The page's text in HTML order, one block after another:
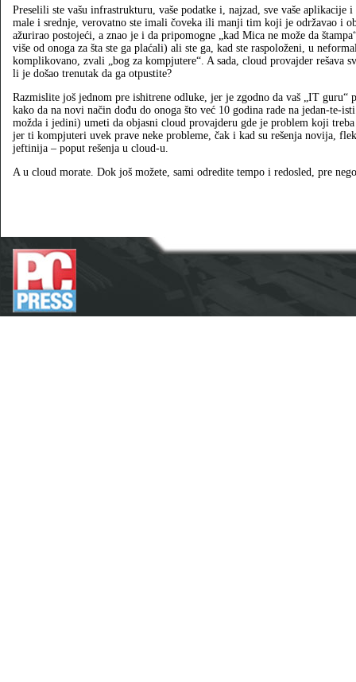
Preselili ste vašu infrastrukturu, vaše podatke i, najzad, sve vaše aplikacije
male i srednje, verovatno ste imali čoveka ili manji tim koji je održavao i
ažurirao postojeći, a znao je i da pripomogne „kad Mica ne može da
više od onoga za šta ste ga plaćali) ali ste ga, kad ste raspoloženi, u
komplikovano, zvali „bog za kompjutere“. A sada, cloud provajder rešava
li je došao trenutak da ga otpustite?
Razmislite još jednom pre ishitrene odluke, jer je zgodno da vaš „IT guru“
kako da na novi način dođu do onoga što već 10 godina rade na jedan-te-
možda i jedini) umeti da objasni cloud provajderu gde je problem koji
jer ti kompjuteri uvek prave neke probleme, čak i kad su rešenja novija,
jeftinija – poput rešenja u cloud-u.
A u cloud morate. Dok još možete, sami odredite tempo i redosled, pre